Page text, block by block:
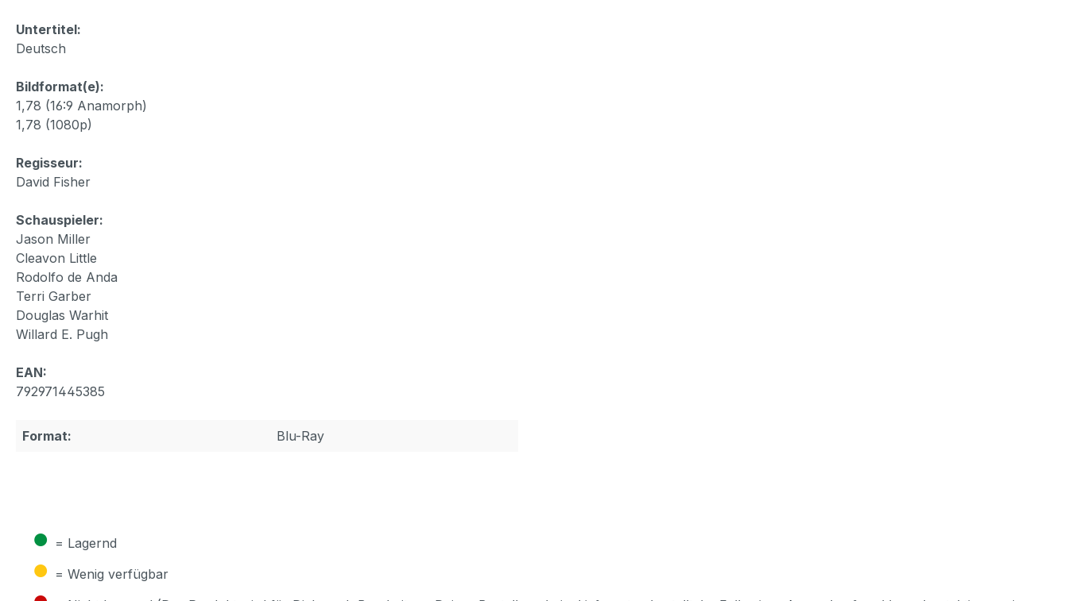
Untertitel:
Deutsch
Bildformat(e):
1,78 (16:9 Anamorph)
1,78 (1080p)
Regisseur:
David Fisher
Schauspieler:
Jason Miller
Cleavon Little
Rodolfo de Anda
Terri Garber
Douglas Warhit
Willard E. Pugh
EAN:
792971445385
Format: Blu-Ray
● = Lagernd
● = Wenig verfügbar